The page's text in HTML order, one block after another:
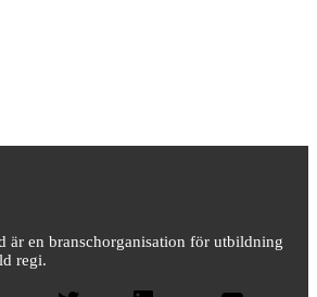
är en branschorganisation för utbildning
regi.